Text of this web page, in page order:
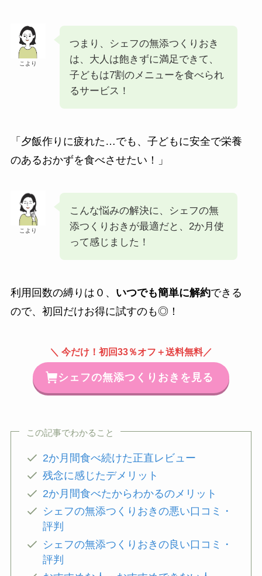
こより
つまり、シェフの無添つくりおき
は、大人は飽きずに満足できて、
子どもは7割のメニューを食べられ
るサービス！
「夕飯作りに疲れた…でも、子どもに安全で栄養
のあるおかずを食べさせたい！」
こより
こんな悩みの解決に、シェフの無
添つくりおきが最適だと、2か月使
って感じました！
利用回数の縛りは０、 いつでも簡単に解約できる
ので、初回だけお得に試すのも◎！
＼ 今だけ！初回33％オフ＋送料無料／
シェフの無添つくりおきを見る
この記事でわかること
2か月間食べ続けた正直レビュー
残念に感じたデメリット
2か月間食べたからわかるのメリット
シェフの無添つくりおきの悪い口コミ・
評判
シェフの無添つくりおきの良い口コミ・
評判